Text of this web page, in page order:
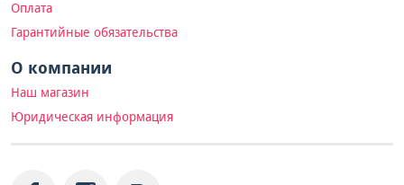
Оплата
Гарантийные обязательства
О компании
Наш магазин
Юридическая информация